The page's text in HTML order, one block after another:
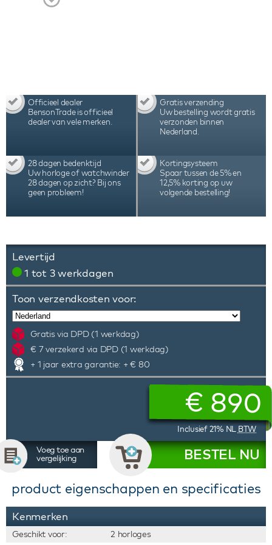
Officieel dealer
BensonTrade is officieel
dealer van vele merken.
Gratis verzending
Uw bestelling wordt gratis
verzonden binnen
Nederland.
28 dagen bedenktijd
Uw horloge of watchwinder
28 dagen op zicht? Bij ons
geen probleem!
Kortingsysteem
Spaar tussen de 5% en
12,5% korting op uw
volgende bestelling!
Levertijd
1 tot 3 werkdagen
Toon verzendkosten voor:
Gratis via DPD (1 werkdag)
€ 7 verzekerd via DPD (1 werkdag)
+ 1 jaar extra garantie: + € 80
€ 890
Inclusief 21% NL BTW
Voeg toe aan
vergelijking
BESTEL NU
product eigenschappen en specificaties
Kenmerken
Geschikt voor: 2 horloges